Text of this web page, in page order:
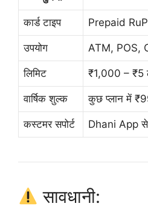
कार्ड टाइप Prepaid
उपयोग ATM, POS,
लिमिट ₹1,000 – ₹5
वार्षिक शुल्क कुछ प्लान में
कस्टमर सपोर्ट Dhani App
सावधानी: